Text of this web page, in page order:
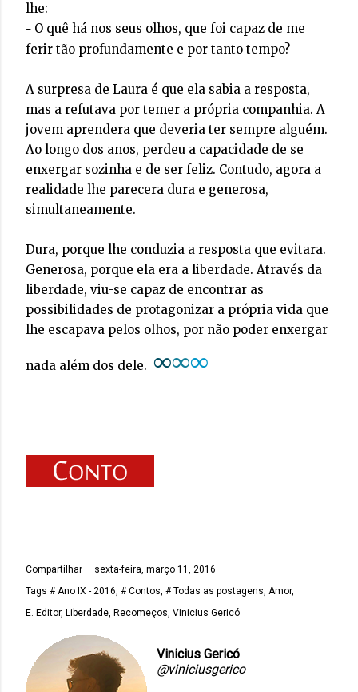
lhe:
– O quê há nos seus olhos, que foi capaz de me
ferir tão profundamente e por tanto tempo?
A surpresa de Laura é que ela sabia a resposta,
mas a refutava por temer a própria companhia. A
jovem aprendera que deveria ter sempre alguém.
Ao longo dos anos, perdeu a capacidade de se
enxergar sozinha e de ser feliz. Contudo, agora a
realidade lhe parecera dura e generosa,
simultaneamente.
Dura, porque lhe conduzia a resposta que evitara.
Generosa, porque ela era a liberdade. Através da
liberdade, viu-se capaz de encontrar as
possibilidades de protagonizar a própria vida que
lhe escapava pelos olhos, por não poder enxergar
nada além dos dele. ∞∞∞
Compartilhar
sexta-feira, março 11, 2016
Tags # Ano IX - 2016 # Contos # Todas as postagens Amor
E. Editor Liberdade Recomeços Vinicius Gericó
Vinicius Gericó
@viniciusgerico